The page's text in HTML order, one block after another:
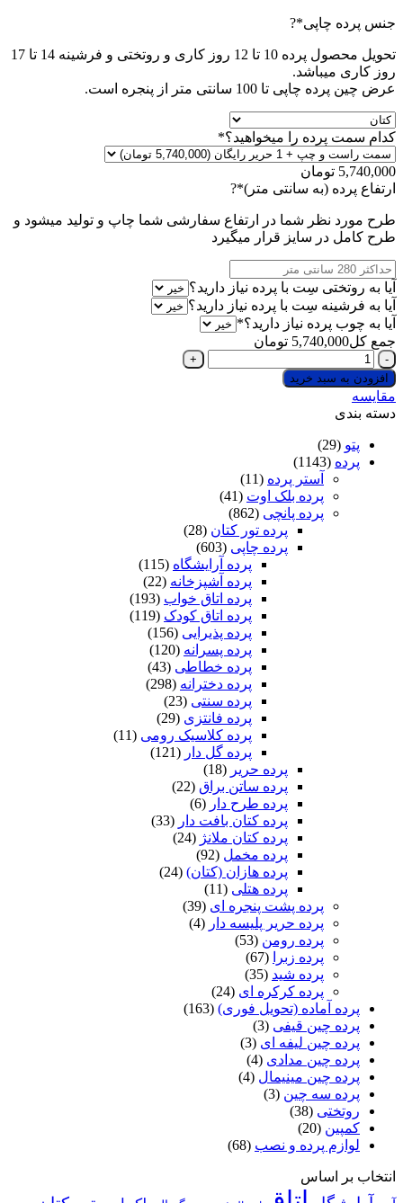
جنس پرده چاپی *
(required)
?
تحویل محصول پرده 10 تا 12 روز کاری و روتختی و فرشینه 14 تا 17
روز کاری میباشد.
عرض چین پرده چاپی تا 100 سانتی متر از پنجره است.
کدام سمت پرده را میخواهید؟*
(required)
5,740,000 تومان
ارتفاع پرده (به سانتی متر) *
(required)
?
طرح مورد نظر شما در ارتفاع سفارشی شما چاپ و تولید میشود و
طرح کامل در سایز قرار میگیرد
آیا به روتختی سِت با پرده نیاز دارید؟
آیا به فرشینه سِت با پرده نیاز دارید؟
آیا به چوب پرده نیاز دارید؟*
(required)
جمع کل 5,740,000 تومان
پرده
پانچی
چاپی
طرح
یک
افزودن به سبد خرید
مقایسه
دسته بندی
پتو (29)
پرده (1143)
آستر پرده (11)
پرده بلک اوت (41)
پرده پانچی (862)
پرده تور کتان (28)
پرده چاپی (603)
پرده آرایشگاه (115)
پرده آشپزخانه (22)
پرده اتاق خواب (193)
پرده اتاق کودک (119)
پرده پذیرایی (156)
پرده پسرانه (120)
پرده خطاطی (43)
پرده دخترانه (298)
پرده سنتی (23)
پرده فانتزی (29)
پرده کلاسیک رومی (11)
پرده گل دار
پرده حریر
پرده ساتن براق (22)
پرده طرح دار
پرده کتان بافت دار
پرده کتان ملانژ (24)
پرده مخمل (92)
پرده هازان (کتان) (24)
پرده هتلی (11)
پرده پشت پنجره ای (39)
پرده حریر پلیسه دار
پرده رومن (53)
پرده زبرا
پرده شید (35)
پرده کرکره ای (24)
پرده آماده (تحویل فوری) (163)
پرده چین قیفی (3)
پرده چین لیفه ای (3)
پرده چین مدادی (4)
پرده چین مینیمال (4)
پرده سه چین (3)
روتختی (38)
کمپین (20)
لوازم پرده و نصب (68)
انتخاب بر اساس